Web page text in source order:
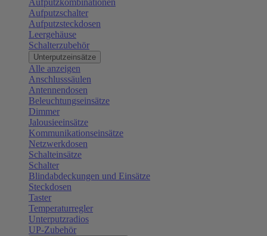
Aufputzkombinationen
Aufputzschalter
Aufputzsteckdosen
Leergehäuse
Schalterzubehör
Unterputzeinsätze
Alle anzeigen
Anschlusssäulen
Antennendosen
Beleuchtungseinsätze
Dimmer
Jalousieeinsätze
Kommunikationseinsätze
Netzwerkdosen
Schalteinsätze
Schalter
Blindabdeckungen und Einsätze
Steckdosen
Taster
Temperaturregler
Unterputzradios
UP-Zubehör